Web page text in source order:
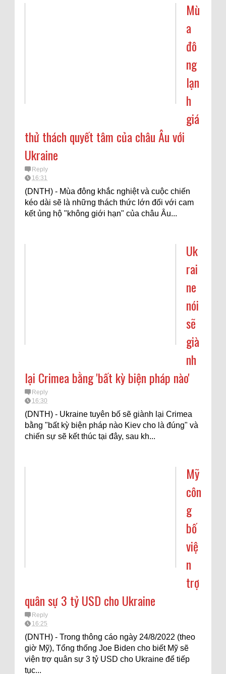
Mù
a
đô
ng
lạn
h
giá
thử thách quyết tâm của châu Âu với
Ukraine
Reply
16:31
(DNTH) - Mùa đông khắc nghiệt và cuộc chiến
kéo dài sẽ là những thách thức lớn đối với cam
kết ủng hộ "không giới hạn" của châu Âu...
Uk
rai
ne
nói
sẽ
già
nh
lại Crimea bằng 'bất kỳ biện pháp nào'
Reply
16:30
(DNTH) - Ukraine tuyên bố sẽ giành lại Crimea
bằng "bất kỳ biện pháp nào Kiev cho là đúng" và
chiến sự sẽ kết thúc tại đây, sau kh...
Mỹ
côn
g
bố
việ
n
trợ
quân sự 3 tỷ USD cho Ukraine
Reply
16:25
(DNTH) - Trong thông cáo ngày 24/8/2022 (theo
giờ Mỹ), Tổng thống Joe Biden cho biết Mỹ sẽ
viện trợ quân sự 3 tỷ USD cho Ukraine để tiếp
tục...